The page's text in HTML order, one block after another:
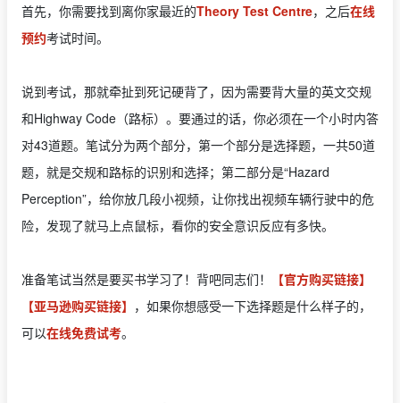
首先，你需要找到离你家最近的Theory Test Centre，之后在线
预约考试时间。
说到考试，那就牵扯到死记硬背了，因为需要背大量的英文交规
和Highway Code（路标）。要通过的话，你必须在一个小时内答
对43道题。笔试分为两个部分，第一个部分是选择题，一共50道
题，就是交规和路标的识别和选择；第二部分是“Hazard
Perception”，给你放几段小视频，让你找出视频车辆行驶中的危
险，发现了就马上点鼠标，看你的安全意识反应有多快。
准备笔试当然是要买书学习了！背吧同志们！
【官方购买链接】
【亚马逊购买链接】 ，如果你想感受一下选择题是什么样子的，
可以在线免费试考。